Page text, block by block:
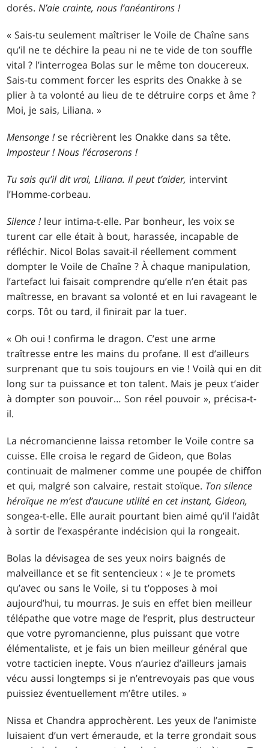
dorés.N’aie crainte, nous l’anéantirons !
« Sais-tu seulement maîtriser le Voile de Chaîne sans
qu’il ne te déchire la peau ni ne te vide de ton souffle
vital ? l’interrogea Bolas sur le même ton doucereux.
Sais-tu comment forcer les esprits des Onakke à se
plier à ta volonté au lieu de te détruire corps et âme ?
Moi, je sais, Liliana. »
Mensonge !se récrièrent les Onakke dans sa tête.
Imposteur ! Nous l’écraserons !
Tu sais qu’il dit vrai, Liliana. Il peut t’aider, intervint
l’Homme-corbeau.
Silence !leur intima-t-elle. Par bonheur, les voix se
turent car elle était à bout, harassée, incapable de
réfléchir. Nicol Bolas savait-il réellement comment
dompter le Voile de Chaîne ? À chaque manipulation,
l’artefact lui faisait comprendre qu’elle n’en était pas
maîtresse, en bravant sa volonté et en lui ravageant le
corps. Tôt ou tard, il finirait par la tuer.
« Oh oui ! confirma le dragon. C’est une arme
traîtresse entre les mains du profane. Il est d’ailleurs
surprenant que tu sois toujours en vie ! Voilà qui en dit
long sur ta puissance et ton talent. Mais je peux t’aider
à dompter son pouvoir… Son réel pouvoir », précisa-t-
il.
La nécromancienne laissa retomber le Voile contre sa
cuisse. Elle croisa le regard de Gideon, que Bolas
continuait de malmener comme une poupée de chiffon
et qui, malgré son calvaire, restait stoïque. Ton silence
héroïque ne m’est d’aucune utilité en cet instant, Gideon,
songea-t-elle. Elle aurait pourtant bien aimé qu’il l’aidât
à sortir de l’exaspérante indécision qui la rongeait.
Bolas la dévisagea de ses yeux noirs baignés de
malveillance et se fit sentencieux : « Je te promets
qu’avec ou sans le Voile, si tu t’opposes à moi
aujourd’hui, tu mourras. Je suis en effet bien meilleur
télépathe que votre mage de l’esprit, plus destructeur
que votre pyromancienne, plus puissant que votre
élémentaliste, et je fais un bien meilleur général que
votre tacticien inepte. Vous n’auriez d’ailleurs jamais
vécu aussi longtemps si je n’entrevoyais pas que vous
puissiez éventuellement m’être utiles. »
Nissa et Chandra approchèrent. Les yeux de l’animiste
luisaient d’un vert émeraude, et la terre grondait sous